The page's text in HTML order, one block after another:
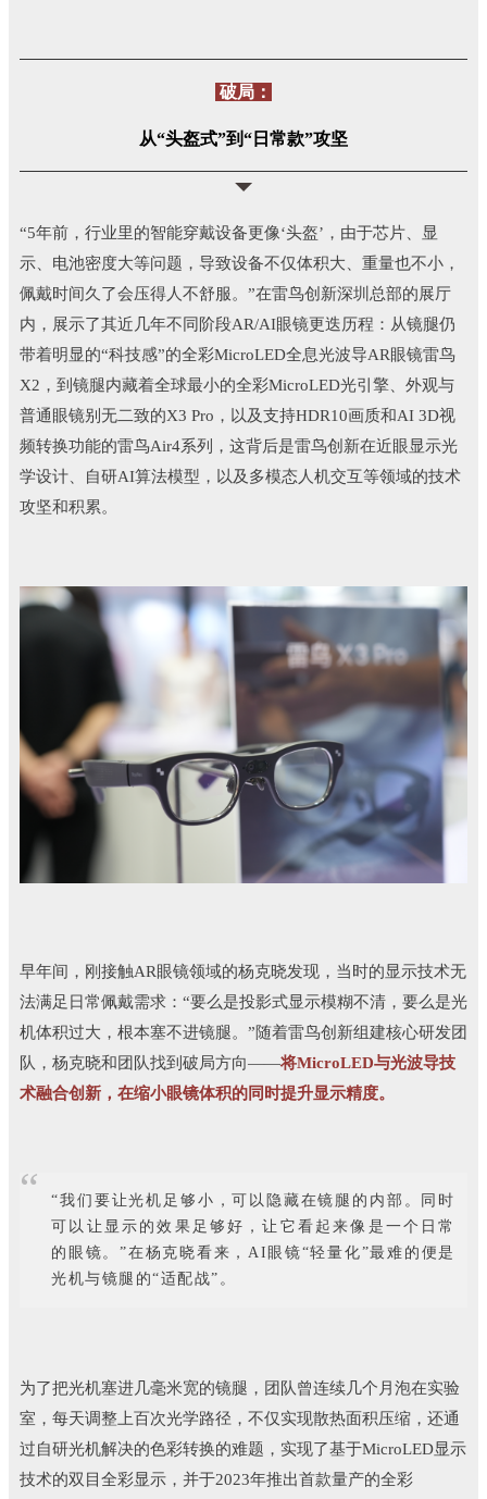
破局：
从“头盔式”到“日常款”攻坚
“5年前，行业里的智能穿戴设备更像‘头盔’，由于芯片、显
示、电池密度大等问题，导致设备不仅体积大、重量也不小，
佩戴时间久了会压得人不舒服。”在雷鸟创新深圳总部的展厅
内，展示了其近几年不同阶段AR/AI眼镜更迭历程：从镜腿仍
带着明显的“科技感”的全彩MicroLED全息光波导AR眼镜雷鸟
X2，到镜腿内藏着全球最小的全彩MicroLED光引擎、外观与
普通眼镜别无二致的X3 Pro，以及支持HDR10画质和AI 3D视
频转换功能的雷鸟Air4系列，这背后是雷鸟创新在近眼显示光
学设计、自研AI算法模型，以及多模态人机交互等领域的技术
攻坚和积累。
早年间，刚接触AR眼镜领域的杨克晓发现，当时的显示技术无
法满足日常佩戴需求：“要么是投影式显示模糊不清，要么是光
机体积过大，根本塞不进镜腿。”随着雷鸟创新组建核心研发团
队，杨克晓和团队找到破局方向——将MicroLED与光波导技
术融合创新，在缩小眼镜体积的同时提升显示精度。
“
“我们要让光机足够小，可以隐藏在镜腿的内部。同时
可以让显示的效果足够好，让它看起来像是一个日常
的眼镜。”在杨克晓看来，AI眼镜“轻量化”最难的便是
光机与镜腿的“适配战”。
为了把光机塞进几毫米宽的镜腿，团队曾连续几个月泡在实验
室，每天调整上百次光学路径，不仅实现散热面积压缩，还通
过自研光机解决的色彩转换的难题，实现了基于MicroLED显示
技术的双目全彩显示，并于2023年推出首款量产的全彩